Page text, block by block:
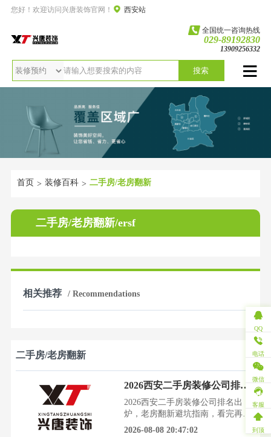
您好！欢迎访问兴唐装饰官网！ 西安站
全国统一咨询热线
029-89192830
13909256332
搜索
首页 > 装修百科 > 二手房/老房翻新
二手房/老房翻新/ersf
相关推荐 / Recommendations
二手房/老房翻新
2026西安二手房装修公司排名出炉，老房翻新避坑指南，看完再装不后悔
2026西安二手房装修公司排名出
炉，老房翻新避坑指南，看完再装
不后悔看着住了十几年的老房子，
2026-08-08 20:47:02
QQ
电话
微信
客服
到顶